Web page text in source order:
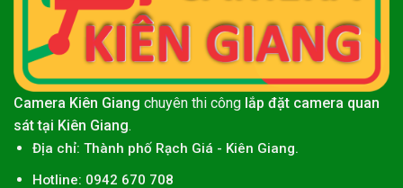
Camera Kiên Giang chuyên thi công lắp đặt camera quan
sát tại Kiên Giang.
Địa chỉ: Thành phố Rạch Giá - Kiên Giang.
Hotline: 0942 670 708